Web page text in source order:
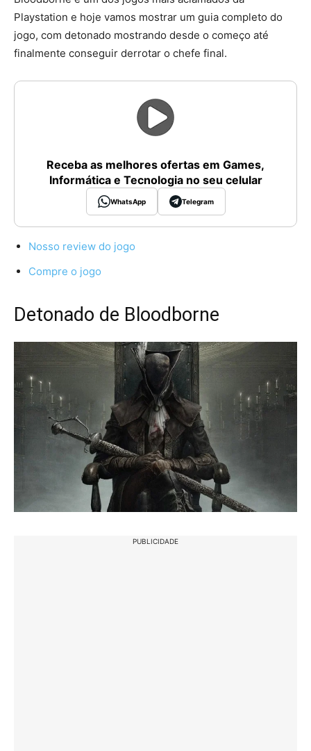
Playstation e hoje vamos mostrar um guia completo do
jogo, com detonado mostrando desde o começo até
finalmente conseguir derrotar o chefe final.
Receba as melhores ofertas em Games,
Informática e Tecnologia no seu celular
WhatsApp Telegram
Nosso review do jogo
Compre o jogo
Detonado de Bloodborne
PUBLICIDADE